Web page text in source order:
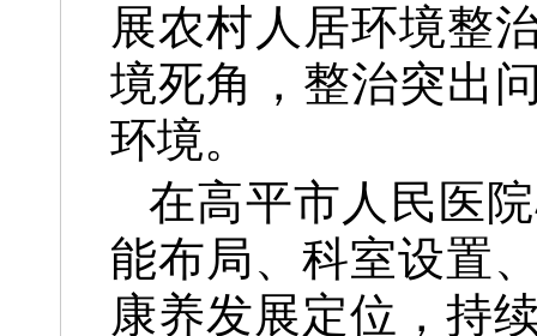
展农村人居环境整
境死角，整治突出
环境。
在高平市人民医
能布局、科室设置
康养发展定位，持